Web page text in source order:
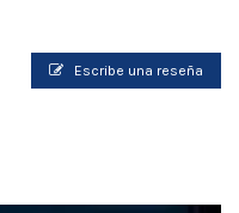
Escribe una reseña